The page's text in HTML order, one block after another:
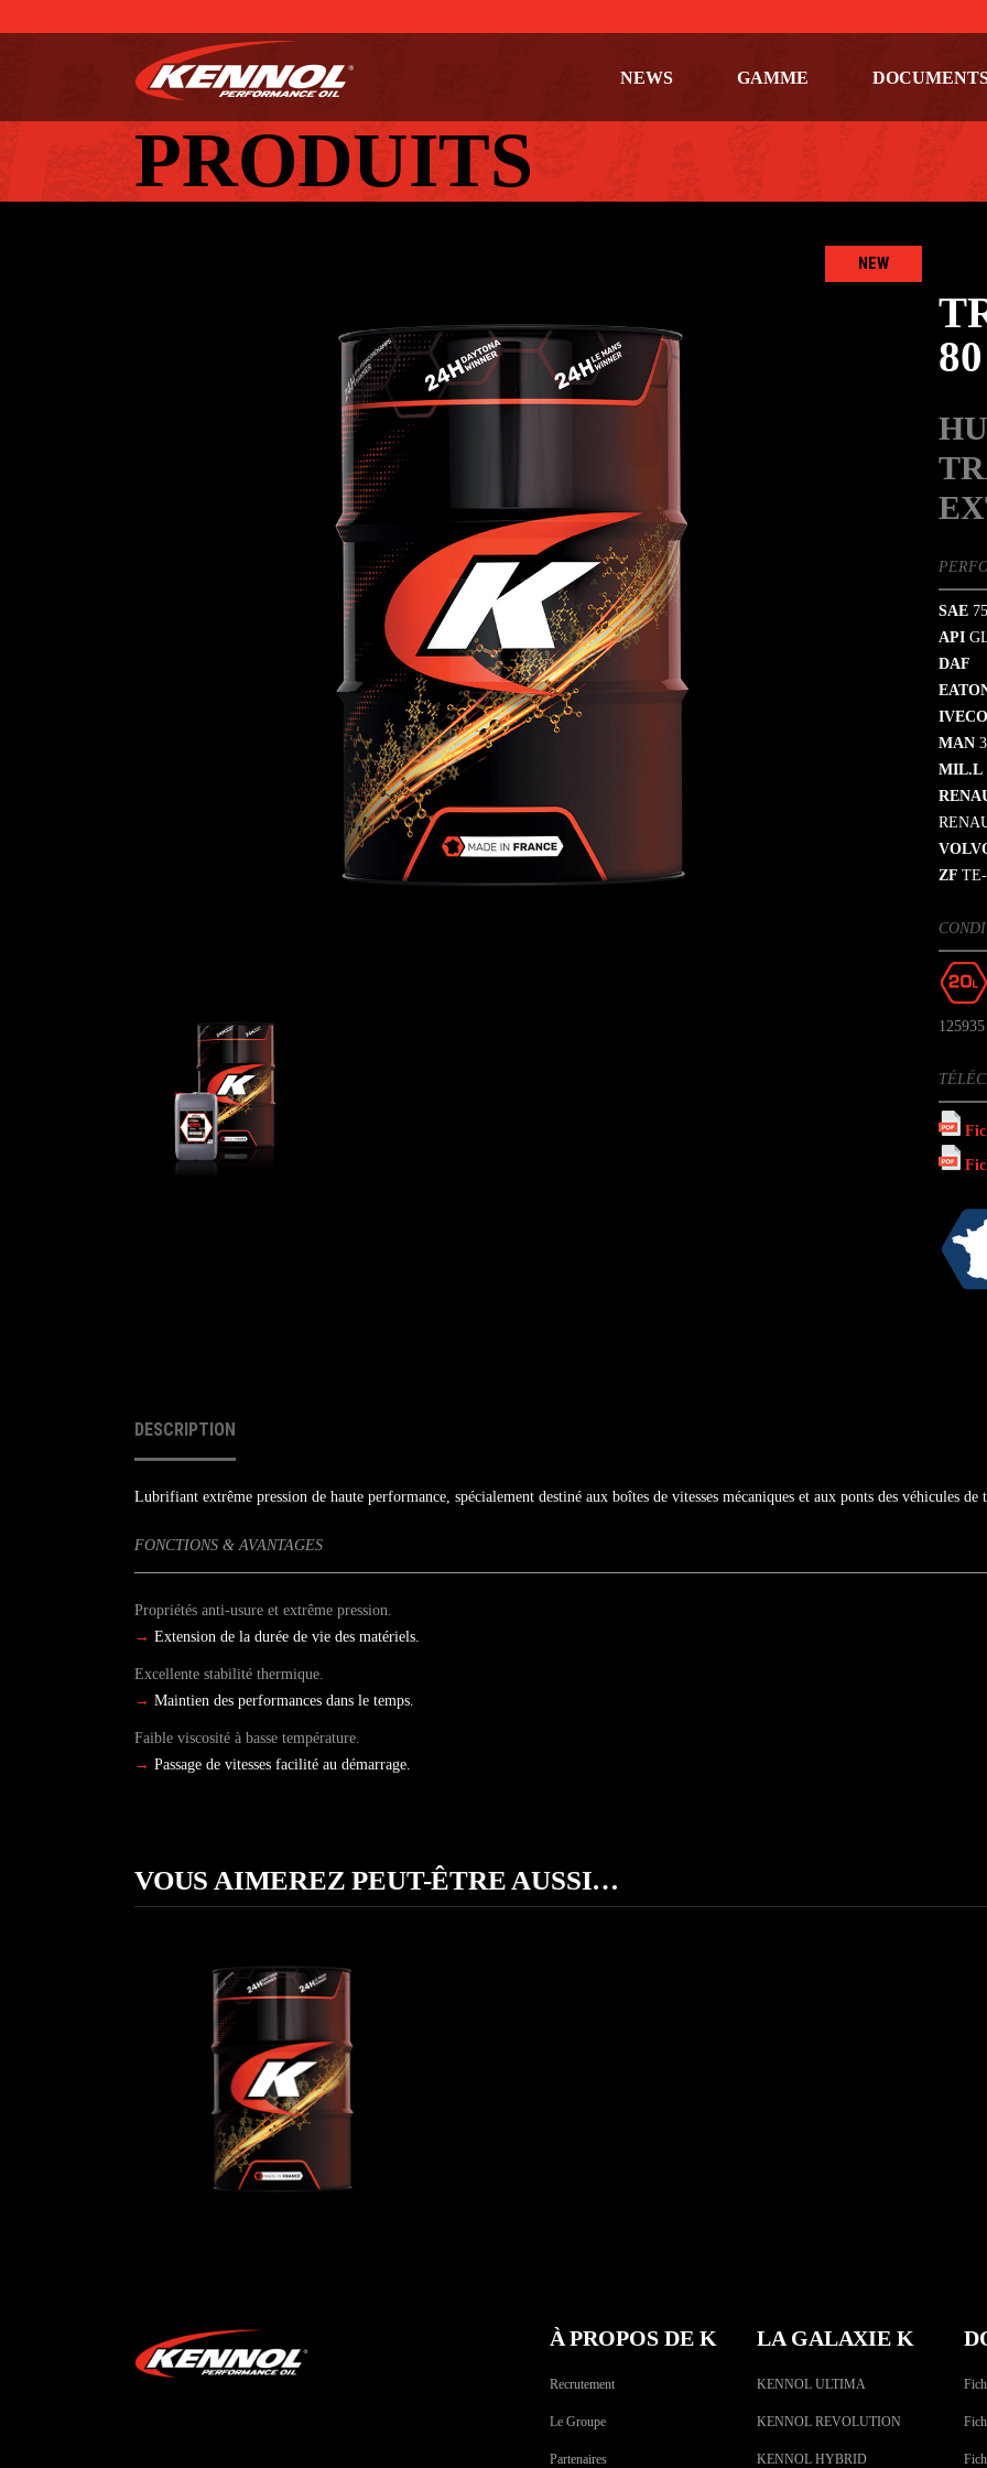
NEWS GAMME
PRODUITS
NEW
80
SAE
API
DAF
IVECO
MAN
MIL.L
ZF
125935
DESCRIPTION
Lubrifiant extrême pression de haute performance, spécialement destiné aux boîtes de vitesses mécaniques et aux ponts des véhicules de
FONCTIONS & AVANTAGES
Propriétés anti-usure et extrême pression.
→ Extension de la durée de vie des matériels.
Excellente stabilité thermique.
→ Maintien des performances dans le temps.
Faible viscosité à basse température.
→ Passage de vitesses facilité au démarrage.
VOUS AIMEREZ PEUT-ÊTRE AUSSI…
TRANSMISSION SAE 10
TO4
AGRI-TP,Huiles de transmission
À PROPOS DE K
Recrutement
Le Groupe
Partenaires
LA GALAXIE K
KENNOL ULTIMA
KENNOL REVOLUTION
KENNOL HYBRID